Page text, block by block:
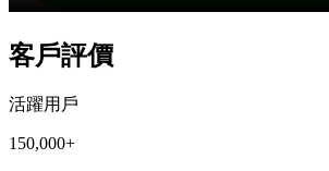
客戶評價
活躍用戶
150,000+